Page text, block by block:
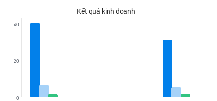
Kết quả kinh doanh
0
20
40
đạo
(-)